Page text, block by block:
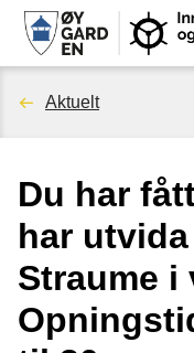
Du
her:
Aktuelt
Du har
har
Straume i